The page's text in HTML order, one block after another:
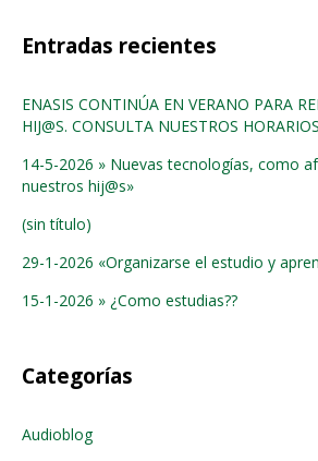
Entradas recientes
ENASIS CONTINÚA EN VERANO PARA
HIJ@S. CONSULTA NUESTROS
14-5-2026 » Nuevas tecnologías, como
nuestros hij@s»
(sin título)
29-1-2026 «Organizarse el estudio y
15-1-2026 » ¿Como estudias??
Categorías
Audioblog